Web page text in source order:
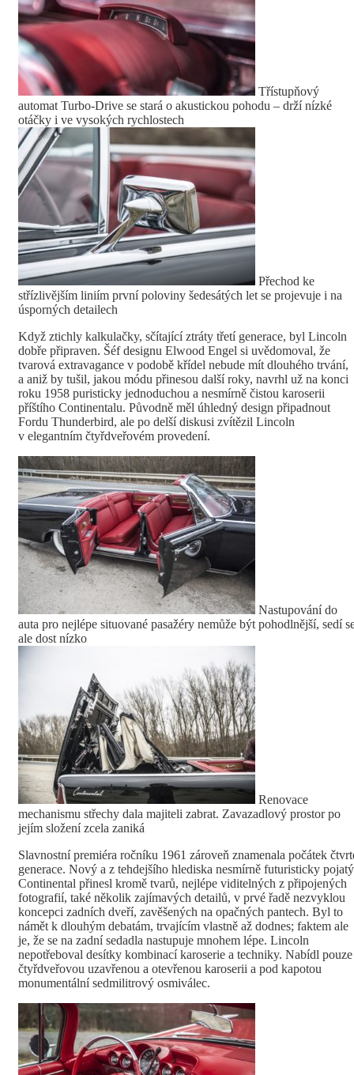
Třístupňový
automat Turbo-Drive se stará o akustickou pohodu – drží nízké
otáčky i ve vysokých rychlostech
Přechod ke
střízlivějším liniím první poloviny šedesátých let se projevuje i na
úsporných detailech
Když ztichly kalkulačky, sčítající ztráty třetí generace, byl Lincoln
dobře připraven. Šéf designu Elwood Engel si uvědomoval, že
tvarová extravagance v podobě křídel nebude mít dlouhého trvání,
a aniž by tušil, jakou módu přinesou další roky, navrhl už na konci
roku 1958 puristicky jednoduchou a nesmírně čistou karoserii
příštího Continentalu. Původně měl úhledný design připadnout
Fordu Thunderbird, ale po delší diskusi zvítězil Lincoln
v elegantním čtyřdveřovém provedení.
Nastupování do
auta pro nejlépe situované pasažéry nemůže být pohodlnější, sedí
ale dost nízko
Renovace
mechanismu střechy dala majiteli zabrat. Zavazadlový prostor po
jejím složení zcela zaniká
Slavnostní premiéra ročníku 1961 zároveň znamenala počátek
generace. Nový a z tehdejšího hlediska nesmírně futuristicky pojatý
Continental přinesl kromě tvarů, nejlépe viditelných z připojených
fotografií, také několik zajímavých detailů, v prvé řadě nezvyklou
koncepci zadních dveří, zavěšených na opačných pantech. Byl to
námět k dlouhým debatám, trvajícím vlastně až dodnes; faktem ale
je, že se na zadní sedadla nastupuje mnohem lépe. Lincoln
nepotřeboval desítky kombinací karoserie a techniky. Nabídl pouze
čtyřdveřovou uzavřenou a otevřenou karoserii a pod kapotou
monumentální sedmilitrový osmiválec.